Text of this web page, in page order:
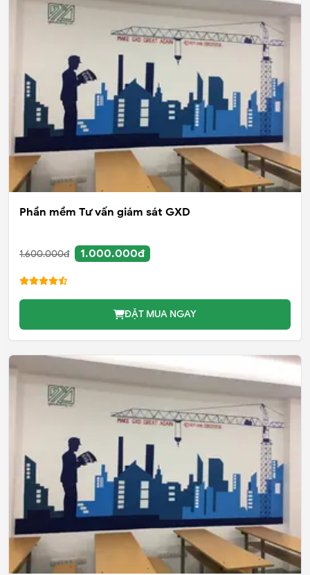
Phần mềm Tư vấn giám sát GXD
1.600.000đ 1.000.000đ
ĐẶT MUA NGAY